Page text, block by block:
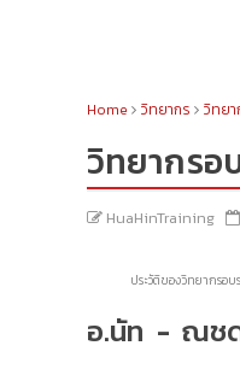
Home วิทยากร วิทย
วิทยากรอ
HuaHinTraining
ประวัติของวิทยากร
อ.นัท - ณช